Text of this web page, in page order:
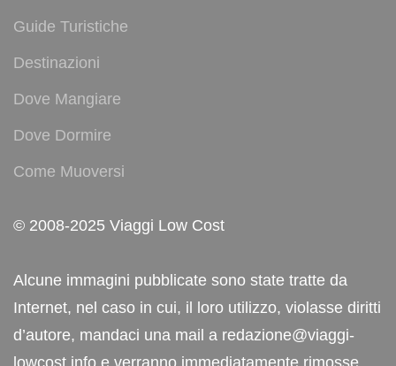
Guide Turistiche
Destinazioni
Dove Mangiare
Dove Dormire
Come Muoversi
© 2008-2025 Viaggi Low Cost
Alcune immagini pubblicate sono state tratte da
Internet, nel caso in cui, il loro utilizzo, violasse diritti
d’autore, mandaci una mail a redazione@viaggi-